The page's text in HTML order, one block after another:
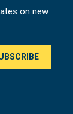
on new